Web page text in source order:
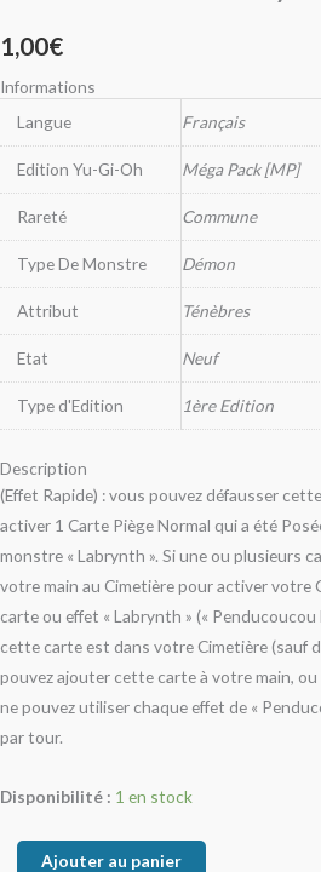
1,00€
Informations
Langue
Français
Edition Yu-Gi-Oh Méga Pack [MP]
Rareté Commune
Type De Monstre Démon
Attribut Ténèbres
Etat Neuf
Type d'Edition 1ère Edition
Description
(Effet Rapide) : vous pouvez défausser
activer 1 Carte Piège Normal qui a été
monstre « Labrynth ». Si une ou plusieurs
votre main au Cimetière pour activer votre
carte ou effet « Labrynth » («
cette carte est dans votre Cimetière (sauf
pouvez ajouter cette carte à votre main, ou
ne pouvez utiliser chaque effet de «
par tour.
Disponibilité : 1 en stock
Ajouter au panier